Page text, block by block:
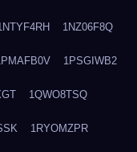
1NZ06F8Q
1PSGIWB2
1QWO8TSQ
1RYOMZPR